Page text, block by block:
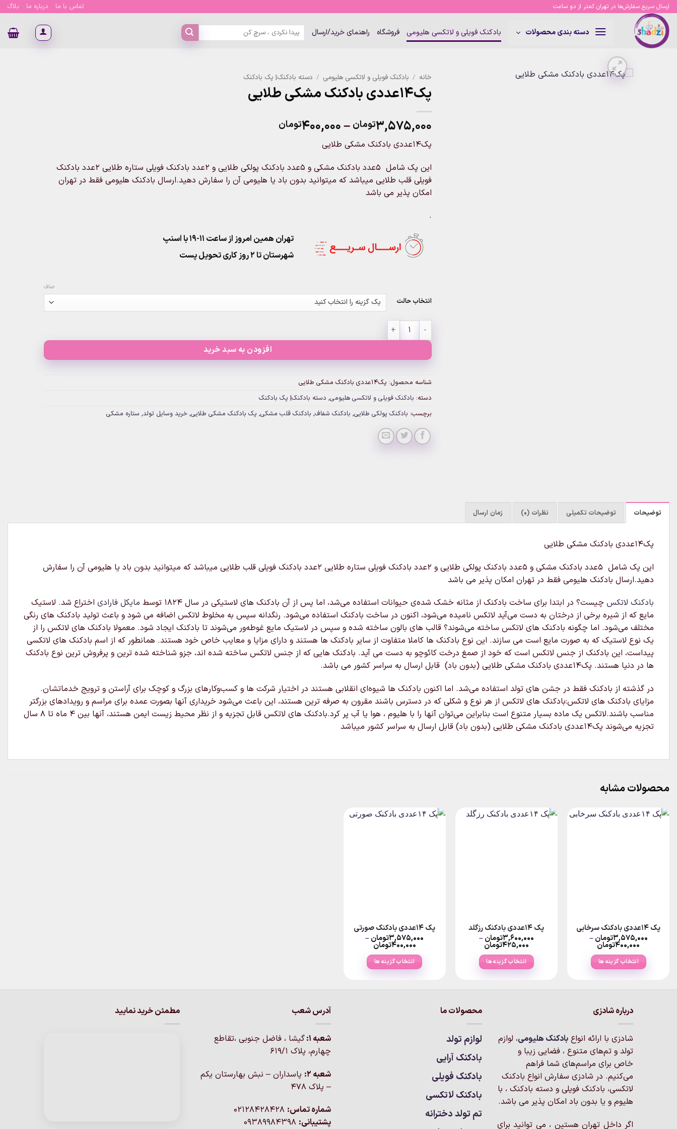
Skip
content
ارسال سریع سفارش‌ها در تهران کمتر از دو ساعت تماس با ما درباره ما بلاگ
دسته بندی محصولات بادکنک فویلی و لاتکسی هلیومی فروشگاه راهنمای خرید/ارسال
جستجو
برای:
خانه / بادکنک فویلی و لاتکسی هلیومی / دسته بادکنک| پک بادکنک
پک۱۴عددی بادکنک مشکی طلایی
۳,۵۷۵,۰۰۰تومان –۴۰۰,۰۰۰تومان
through
۳,۵۷۵,۰۰۰تومان
پک۱۴عددی بادکنک مشکی طلایی
این پک شامل ۵عدد بادکنک مشکی و ۵عدد بادکنک پولکی طلایی و ۲عدد بادکنک فویلی ستاره طلایی ۲عدد بادکنک
فویلی قلب طلایی میباشد که میتوانید بدون باد یا هلیومی آن را سفارش دهید.ارسال بادکنک هلیومی فقط در تهران
امکان پذیر می باشد
.
تهران همین امروز از ساعت ۱۱-۱۹ با اسنپ
شهرستان تا 2 روز کاری تحویل پست
انتخاب حالت
صاف
افزودن به سبد خرید
شناسه محصول: پک۱۴عددی بادکنک مشکی طلایی
دسته: بادکنک فویلی و لاتکسی هلیومی, دسته بادکنک| پک بادکنک
برچسب: بادکنک پولکی طلایی, بادکنک شفاف, بادکنک قلب مشکی, پک بادکنک مشکی طلایی, خرید وسایل تولد, ستاره مشکی
توضیحات توضیحات تکمیلی نظرات (0) زمان ارسال
پک۱۴عددی بادکنک مشکی طلایی
این پک شامل ۵عدد بادکنک مشکی و ۵عدد بادکنک پولکی طلایی و ۲عدد بادکنک فویلی ستاره طلایی ۲عدد بادکنک فویلی قلب طلایی میباشد که میتوانید بدون باد یا هلیومی آن را سفارش
دهید.ارسال بادکنک هلیومی فقط در تهران امکان پذیر می باشد
بادکنک لاتکس چیست؟ در ابتدا برای ساخت بادکنک از مثانه خشک شده‌ی حیوانات استفاده می‌شد، اما پس از آن بادکنک های لاستیکی در سال ۱۸۲۴ توسط مایکل فارادی اختراع شد. لاستیک
مایع که از شیره برخی از درختان به دست می‌آید لاتکس نامیده می‌شود، اکنون در ساخت بادکنک استفاده می‌شود. رنگدانه سپس به مخلوط لاتکس اضافه می شود و باعث تولید بادکنک های رنگی
مختلف می‌شود. اما چگونه بادکنک های لاتکس ساخته می‌شوند؟ قالب های بالون ساخته شده و سپس در لاستیک مایع غوطه‌ور می‌شوند تا بادکنک ایجاد شود. معمولا بادکنک های لاتکس را از
یک نوع لاستیک که به صورت مایع است می سازند. این نوع بادکنک ها کاملا متفاوت از سایر بادکنک ها هستند و دارای مزایا و معایب خاص خود هستند. همانطور که از اسم بادکنک های لاتکسی
پیداست، این بادکنک از جنس لاتکس است که خود از صمغ درخت کائوچو به دست می آید. بادکنک هایی که از جنس لاتکس ساخته شده اند، جزو شناخته شده ترین و پرفروش ترین نوع بادکنک
ها در دنیا هستند. پک۱۴عددی بادکنک مشکی طلایی (بدون باد) قابل ارسال به سراسر کشور می باشد.
در گذشته از بادکنک فقط در جشن های تولد استفاده می‌شد. اما اکنون بادکنک ها شیوه‌ای انقلابی هستند در اختیار شرکت ها و کسب‌وکارهای بزرگ و کوچک برای آراستن و ترویج خدماتشان.
مزایای بادکنک های لاتکس:بادکنک های لاتکس از هر نوع و شکلی که در دسترس باشند مقرون به صرفه ترین هستند، این باعث می‌شود خریداری آنها بصورت عمده برای مراسم و رویدادهای بزرگتر
مناسب باشند.لاتکس یک ماده بسیار متنوع است بنابراین می‌توان آنها را با هلیوم ، هوا یا آب پر کرد.بادکنک های لاتکس قابل تجزیه و از نظر محیط زیست ایمن هستند، آنها بین ۴ ماه تا ۸ سال
تجزیه می‌شوند پک۱۴عددی بادکنک مشکی طلایی (بدون باد) قابل ارسال به سراسر کشور میباشد
محصولات مشابه
پک ۱۴عددی بادکنک سرخابی
۳,۵۷۵,۰۰۰تومان–
۴۰۰,۰۰۰تومانPrice
range:
through انتخاب گزینه ها
انواع
باشد.
گزینه
ها
ممکن
است
در
محصول
پک ۱۴عددی بادکنک رزگلد
۳,۶۰۰,۰۰۰تومان–
۴۲۵,۰۰۰تومان
through انتخاب گزینه ها
می
باشد.
ممکن
است
در
محصول
پک ۱۴عددی بادکنک صورتی
۳,۵۷۵,۰۰۰تومان–
۴۰۰,۰۰۰تومانPrice
through انتخاب گزینه ها
درباره شادزی
شادزی با ارائه انواع بادکنک‌ هلیومی، لوازم
تولد و تم‌های متنوع ، فضایی زیبا و
خاص برای مراسم‌های شما فراهم
می‌کنیم. در شادزی سفارش انواع بادکنک
لاتکسی، بادکنک فویلی و دسته بادکنک ، با
هلیوم و یا بدون باد امکان پذیر می باشد.
اگر داخل تهران هستین ، می توانید برای
محصولات ما
لوازم تولد
بادکنک آرایی
بادکنک فویلی
بادکنک لاتکسی
تم تولد دخترانه
آدرس شعب
شعبه 1:
گيشا ، فاضل جنوبی ،تقاطع
چهارم، پلاک 619/1
شعبه 2:
پاسداران – نبش بهارستان یکم
– پلاک ۴۷۸
شماره تماس:
پشتیبانی:
مطمئن خرید نمایید